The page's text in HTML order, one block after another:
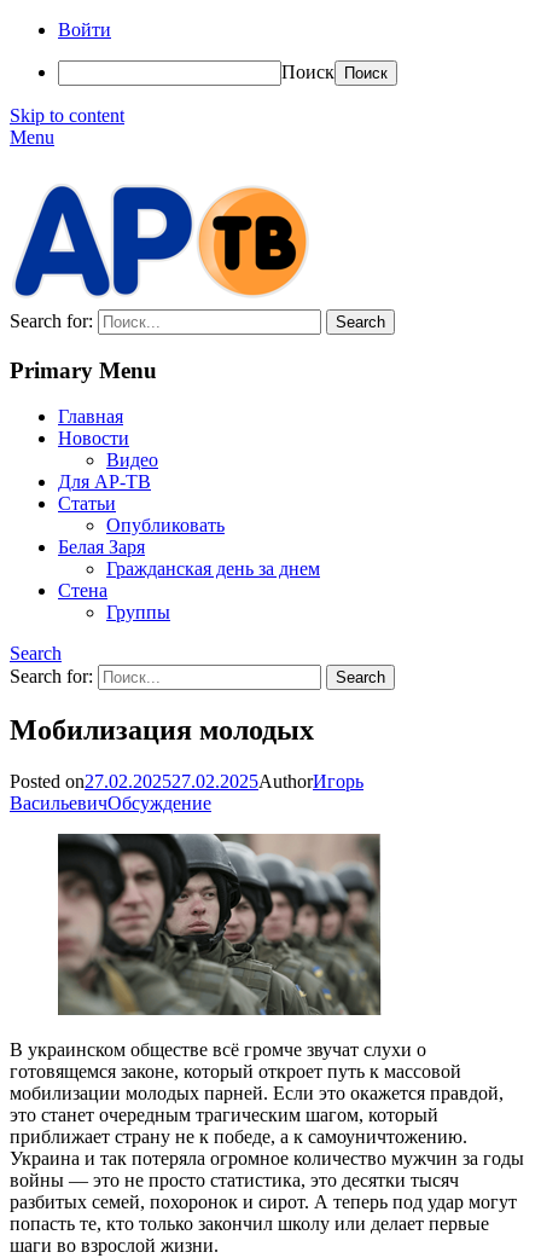
Войти
Поиск
Skip to content
Menu
Search for:
Primary Menu
Главная
Новости
Видео
Для АР-ТВ
Статьи
Опубликовать
Белая Заря
Гражданская день за днем
Стена
Группы
Search
Search for:
Мобилизация молодых
Posted on27.02.202527.02.2025AuthorИгорь
ВасильевичОбсуждение
В украинском обществе всё громче звучат слухи о
готовящемся законе, который откроет путь к массовой
мобилизации молодых парней. Если это окажется правдой,
это станет очередным трагическим шагом, который
приближает страну не к победе, а к самоуничтожению.
Украина и так потеряла огромное количество мужчин за годы
войны — это не просто статистика, это десятки тысяч
разбитых семей, похоронок и сирот. А теперь под удар могут
попасть те, кто только закончил школу или делает первые
шаги во взрослой жизни.